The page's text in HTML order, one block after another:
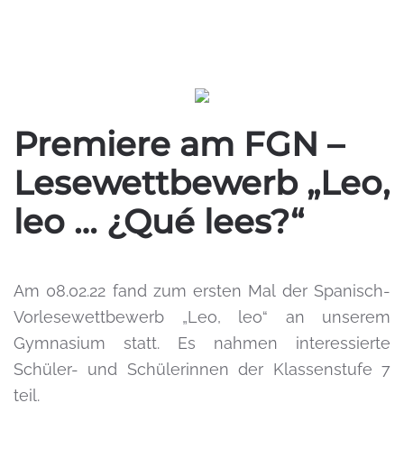
Premiere am FGN –
Lesewettbewerb „Leo,
leo … ¿Qué lees?“
Am 08.02.22 fand zum ersten Mal der Spanisch-
Vorlesewettbewerb „Leo, leo“ an unserem
Gymnasium statt. Es nahmen interessierte
Schüler- und Schülerinnen der Klassenstufe 7
teil.